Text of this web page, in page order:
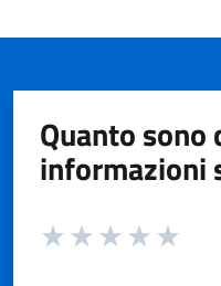
Quanto sono
informazioni
Valuta da 1 a 5 stelle la pagina